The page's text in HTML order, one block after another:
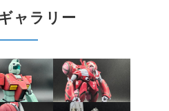
ャラリー